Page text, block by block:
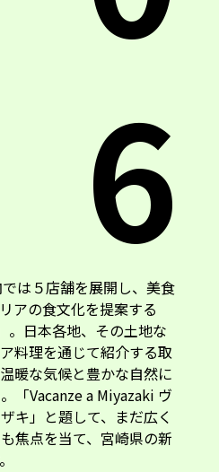
6
は５店舗を展開し、美食
アの食文化を提案する
。日本各地、その土地な
料理を通じて紹介する取
暖な気候と豊かな自然に
「Vacanze a Miyazaki ヴ
キ」と題して、まだ広く
焦点を当て、宮崎県の新